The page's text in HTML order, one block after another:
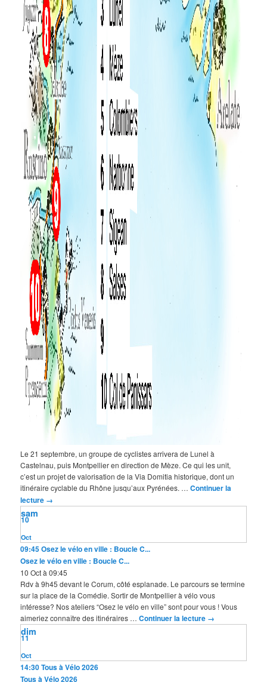
Le 21 septembre, un groupe de cyclistes arrivera de Lunel à
Castelnau, puis Montpellier en direction de Mèze. Ce qui les unit,
c’est un projet de valorisation de la Via Domitia historique, dont un
itinéraire cyclable du Rhône jusqu’aux Pyrénées. …Continuer la
lecture →
Oct
10
sam
09:45Osez le vélo en ville : Boucle C...
Osez le vélo en ville : Boucle C...
10 Oct à 09:45
Rdv à 9h45 devant le Corum, côté esplanade. Le parcours se termine
sur la place de la Comédie. Sortir de Montpellier à vélo vous
intéresse? Nos ateliers “Osez le vélo en ville” sont pour vous ! Vous
aimeriez connaître des itinéraires …Continuer la lecture →
Oct
11
dim
14:30Tous à Vélo 2026
Tous à Vélo 2026